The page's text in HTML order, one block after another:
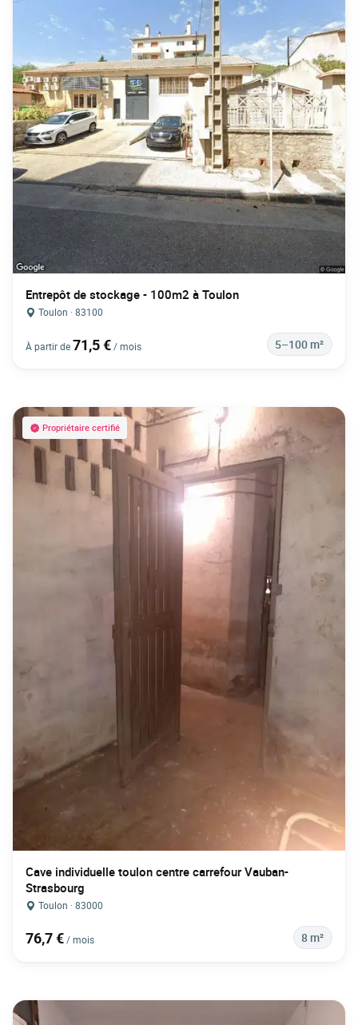
Entrepôt de stockage - 100m2 à Toulon
Toulon · 83100
À partir de71,5 €/ mois 5–100 m²
Propriétaire certifié
Cave individuelle toulon centre carrefour Vauban-
Strasbourg
Toulon · 83000
76,7 €/ mois 8 m²